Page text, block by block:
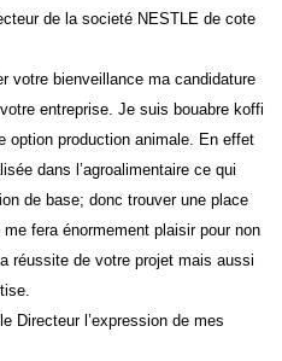
de la societé NESTLE de cote
votre bienveillance ma candidature
entreprise. Je suis bouabre koffi
option production animale. En effet
dans l’agroalimentaire ce qui
de base; donc trouver une place
fera énormement plaisir pour non
réussite de votre projet mais aussi
Directeur l’expression de mes